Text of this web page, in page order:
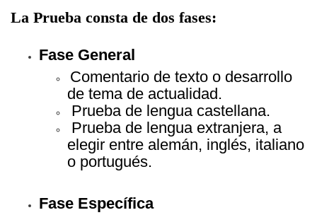
La Prueba consta de dos fases:
Fase General
Comentario de texto o desarrollo
de tema de actualidad.
Prueba de lengua castellana.
Prueba de lengua extranjera, a
elegir entre alemán, inglés, italiano
o portugués.
Fase Específica